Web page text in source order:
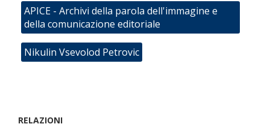
APICE - Archivi della parola dell'immagine e
della comunicazione editoriale
Nikulin Vsevolod Petrovic
RELAZIONI